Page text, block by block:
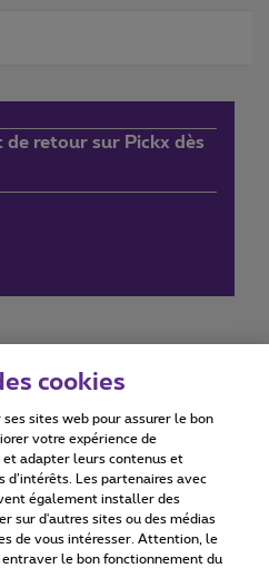
retour sur Pickx dès
Accessibility statement
cookies
sites web pour assurer le bon
votre expérience de
adapter leurs contenus et
d’intérêts. Les partenaires avec
également installer des
sur d'autres sites ou des médias
de vous intéresser. Attention, le
le bon fonctionnement du